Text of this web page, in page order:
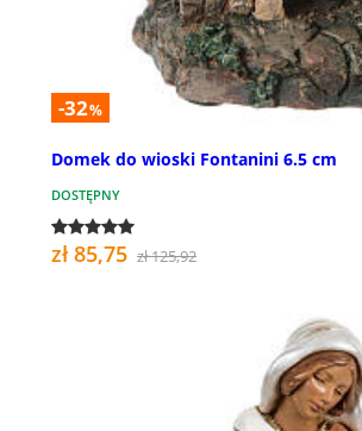
-32%
Domek do wioski Fontanini 6.5 cm
DOSTĘPNY
zł 85,75 zł 125,92